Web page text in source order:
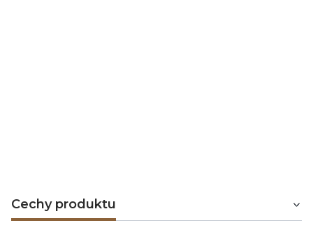
Cechy produktu